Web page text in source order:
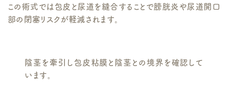
この術式では包皮と尿道を縫合することで膀胱炎や尿道開口
部の閉塞リスクが軽減されます。
陰茎を牽引し包皮粘膜と陰茎との境界を確認して
います。